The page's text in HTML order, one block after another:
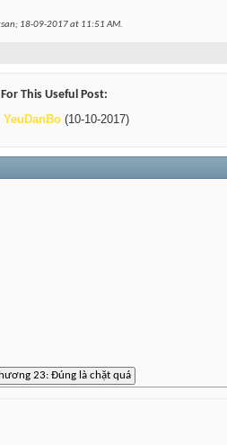
18-09-2017 at 11:51 AM.
This Useful Post:
YeuDanBo (10-10-2017)